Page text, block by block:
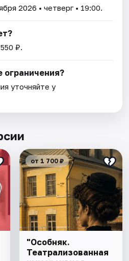
2026 • четверг • 19:00.
₽.
ограничения?
уточняйте у
от 1 700 ₽
"Особняк.
Театрализованная